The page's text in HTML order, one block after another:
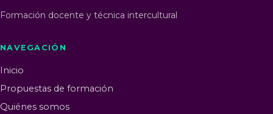
Formación docente y técnica intercultural
NAVEGACIÓN
Inicio
Propuestas de formación
Quiénes somos